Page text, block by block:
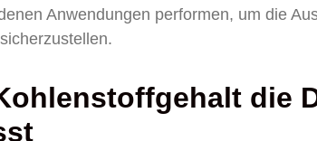
Anwendungen performen, um die
die